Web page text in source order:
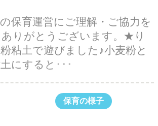
保育運営にご理解・ご協力を
りがとうございます。★り
粘土で遊びました♪小麦粉と
にすると･･･
保育の様子